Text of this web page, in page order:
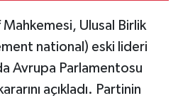
Mahkemesi, Ulusal Birlik
national) eski lideri
Avrupa Parlamentosu
açıkladı. Partinin